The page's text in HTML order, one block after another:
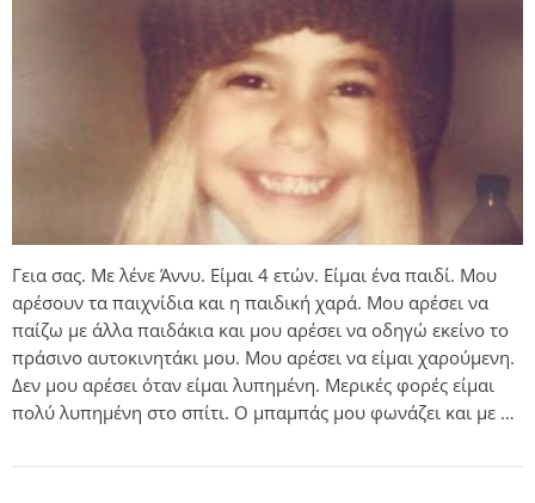
Γεια σας. Με λένε Άννυ. Είμαι 4 ετών. Είμαι ένα παιδί. Μου
αρέσουν τα παιχνίδια και η παιδική χαρά. Μου αρέσει να
παίζω με άλλα παιδάκια και μου αρέσει να οδηγώ εκείνο το
πράσινο αυτοκινητάκι μου. Μου αρέσει να είμαι χαρούμενη.
Δεν μου αρέσει όταν είμαι λυπημένη. Μερικές φορές είμαι
πολύ λυπημένη στο σπίτι. Ο μπαμπάς μου φωνάζει και με …